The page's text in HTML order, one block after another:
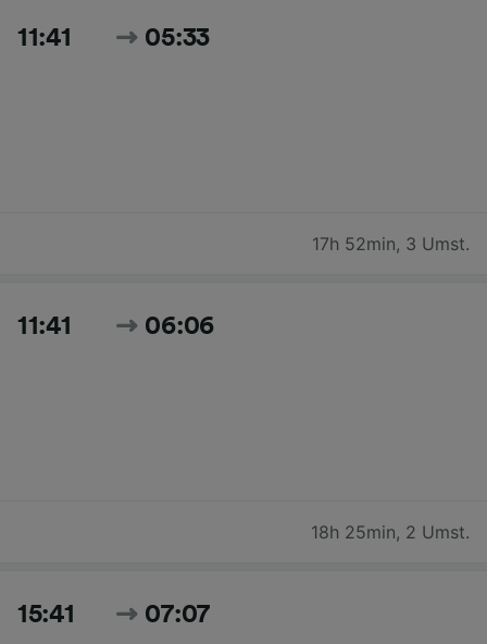
11:41 05:33
17h 52min, 3 Umst.
11:41 06:06
18h 25min, 2 Umst.
15:41 07:07